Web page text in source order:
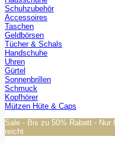
Schuhzubehör
Accessoires
Taschen
Geldbörsen
Tücher & Schals
Handschuhe
Uhren
Gürtel
Sonnenbrillen
Schmuck
Kopfhörer
Mützen Hüte & Caps
Sale - Bis zu 50% Rabatt - Nur
reicht